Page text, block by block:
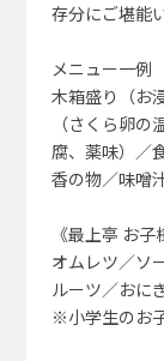
存分にご堪能
メニュー一例
木箱盛り（お
（さくら卵
腐、薬味）／
香の物／味噌
《最上亭 お
オムレツ／ソ
ルーツ／おに
※小学生のお